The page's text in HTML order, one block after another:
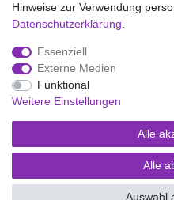
Impressum
Widerrufs­recht
Hinweise zur Verwendung
Daten­schutz­erklärung
Essenziell
Externe Medien
Funktional
Weitere Einstellungen
Alle
Alle
Auswahl